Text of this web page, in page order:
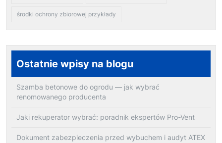
środki ochrony zbiorowej przykłady
Ostatnie wpisy na blogu
Szamba betonowe do ogrodu — jak wybrać
renomowanego producenta
Jaki rekuperator wybrać: poradnik ekspertów Pro-Vent
Dokument zabezpieczenia przed wybuchem i audyt ATEX